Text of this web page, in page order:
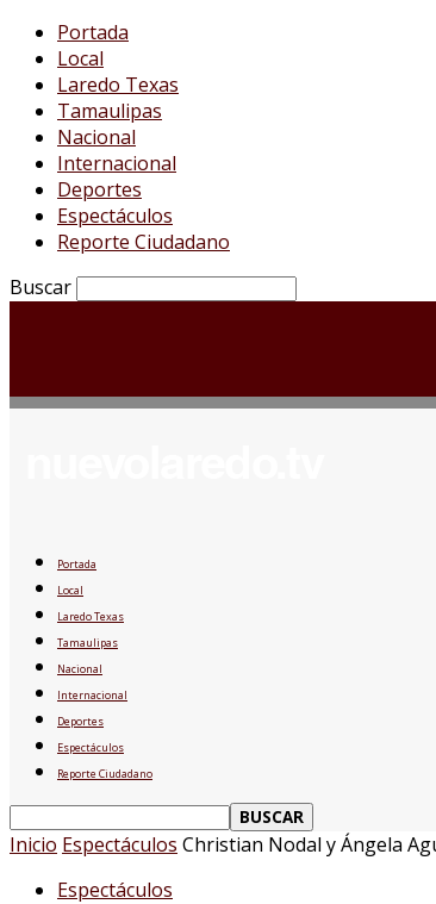
Portada
Local
Laredo Texas
Tamaulipas
Nacional
Internacional
Deportes
Espectáculos
Reporte Ciudadano
Buscar
Portada
Local
Laredo Texas
Tamaulipas
Nacional
Internacional
Deportes
Espectáculos
Reporte Ciudadano
Inicio Espectáculos Christian Nodal y Ángela
Espectáculos